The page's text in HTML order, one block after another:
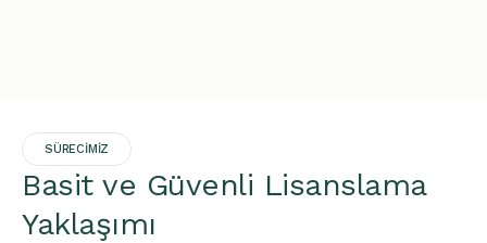
SÜRECİMİZ
Basit ve Güvenli Lisanslama
Yaklaşımı